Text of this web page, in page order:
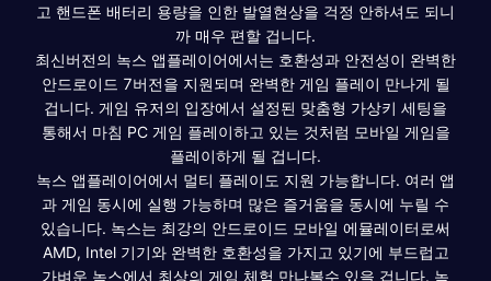
고 핸드폰 배터리 용량을 인한 발열현상을 걱정 안하셔도 되니
까 매우 편할 겁니다.
최신버전의 녹스 앱플레이어에서는 호환성과 안전성이 완벽한
안드로이드 7버전을 지원되며 완벽한 게임 플레이 만나게 될
겁니다. 게임 유저의 입장에서 설정된 맞춤형 가상키 세팅을
통해서 마침 PC 게임 플레이하고 있는 것처럼 모바일 게임을
플레이하게 될 겁니다.
녹스 앱플레이어에서 멀티 플레이도 지원 가능합니다. 여러 앱
과 게임 동시에 실행 가능하며 많은 즐거움을 동시에 누릴 수
있습니다. 녹스는 최강의 안드로이드 모바일 에뮬레이터로써
AMD, Intel 기기와 완벽한 호환성을 가지고 있기에 부드럽고
가벼운 녹스에서 최상의 게임 체험 만나볼수 있을 겁니다. 녹